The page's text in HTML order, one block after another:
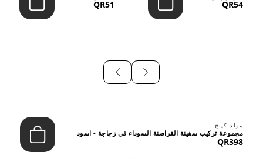
QR54
QR51
مولد كينج
مجموعة تركيب سفينة القراصنة السوداء في زجاجة - اسود
QR398